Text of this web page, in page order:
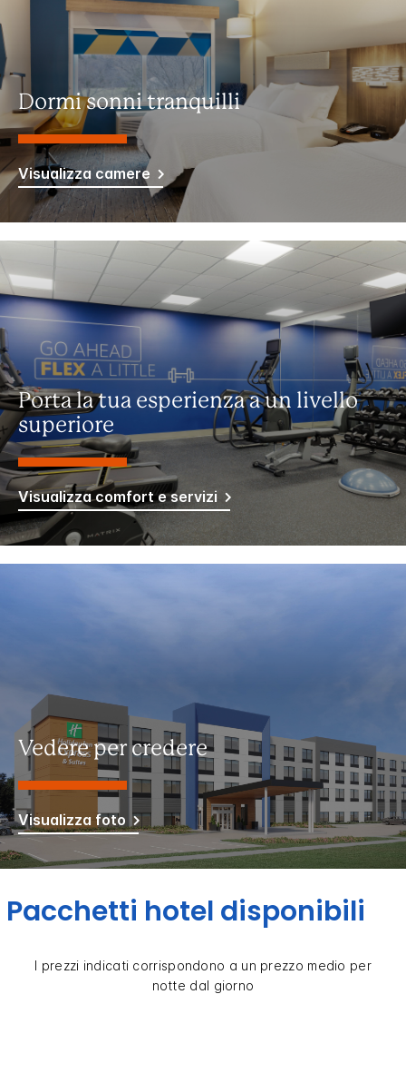
Dormi sonni tranquilli
Visualizza camere
Porta la tua esperienza a un livello
superiore
Visualizza comfort e servizi
Vedere per credere
Visualizza foto
Pacchetti hotel disponibili
I prezzi indicati corrispondono a un prezzo medio per
notte dal giorno